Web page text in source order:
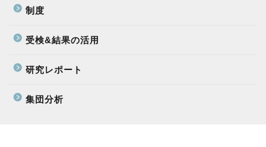
制度
受検&結果の活用
研究レポート
集団分析